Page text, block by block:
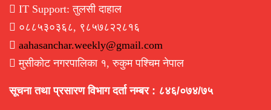
IT Support: तुलसी दाहाल
०८८५३०३६८, ९८५७८२२८१६
aahasanchar.weekly@gmail.com
मुसीकोट नगरपालिका १, रुकुम पश्चिम नेपाल
सूचना तथा प्रसारण विभाग दर्ता नम्बर : ८४६/०७४/७५